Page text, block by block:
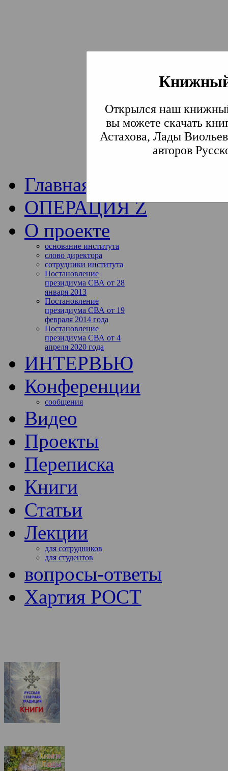
Открылся наш
вы можете скачать
Астахова, Лады
авторов
Институт
Традиции СВА
Главная
ОПЕРАЦИЯ Z
О проекте
основание института
слово директора
сотрудники института
Постановление
президиума СВА от 28
января 2013
Постановление
президиума СВА от 19
февраля 2014 года
Постановление
президиума СВА от 4
апреля 2020 года
ИНТЕРВЬЮ
Конференции
сообщения
Видео
Проекты
Переписка
Книги
Статьи
Лекции
для сотрудников
для студентов
вопросы-ответы
Хартия РОСТ